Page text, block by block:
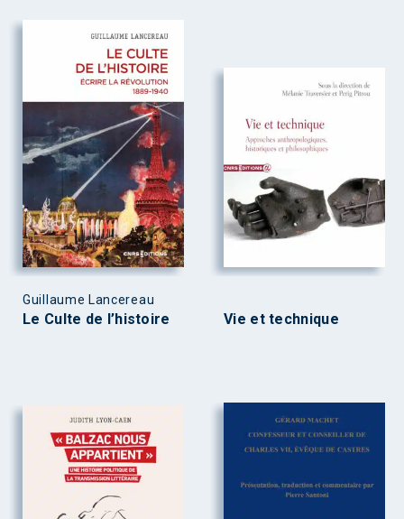
Guillaume Lancereau
Le Culte de l’histoire Vie et technique